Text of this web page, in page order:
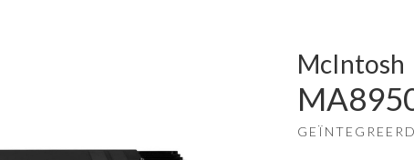
McIntosh